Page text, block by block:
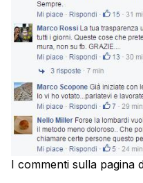
I commenti sulla pagina